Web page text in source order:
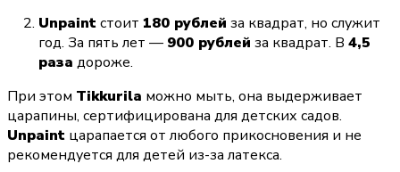
Unpaint стоит 180 рублей за квадрат, но служит
год. За пять лет — 900 рублей за квадрат. В 4,5
раза дороже.
При этом Tikkurila можно мыть, она выдерживает
Unpaint царапается от любого прикосновения и не
рекомендуется для детей из-за латекса.